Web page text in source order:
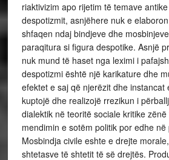
riaktivizim apo rijetim të temave
despotizmit, asnjëhere nuk e
shfaqen ndaj bindjeve dhe
paraqitura si figura despotike. Asnjë
nuk mund të haset nga leximi i
despotizmi është një karikature dhe
efektet e saj që njerëzit dhe instancat
kuptojë dhe realizojë rrezikun i
dialektik në teoritë sociale kritike
mendimin e sotëm politik por edhe në
Mosbindja civile eshte e drejte
shtetasve të shtetit të së drejtës.